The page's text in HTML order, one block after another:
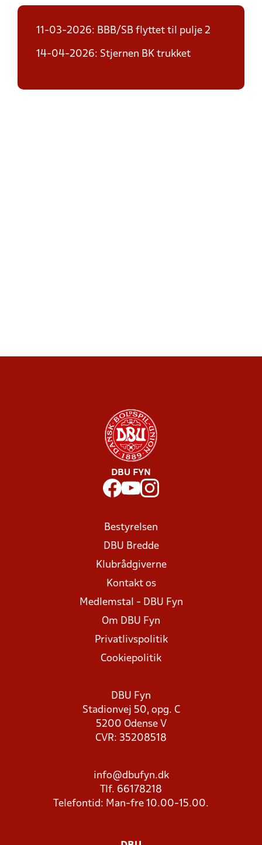
11-03-2026: BBB/SB flyttet til pulje 2
14-04-2026: Stjernen BK trukket
DBU FYN
Bestyrelsen
DBU Bredde
Klubrådgiverne
Kontakt os
Medlemstal - DBU Fyn
Om DBU Fyn
Privatlivspolitik
Cookiepolitik
DBU Fyn
Stadionvej 50, opg. C
5200 Odense V
CVR: 35208518
info@dbufyn.dk
Tlf. 66178218
Telefontid: Man-fre 10.00-15.00.